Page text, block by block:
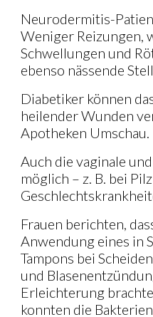
Neurodermitis-
Weniger Reizungen,
Schwellungen und
ebenso nässende
Diabetiker können
heilender Wunden
Apotheken Umschau.
Auch die vaginale
möglich – z. B. bei
Frauen berichten,
Anwendung eines in
Tampons bei
und
Erleichterung
konnten die